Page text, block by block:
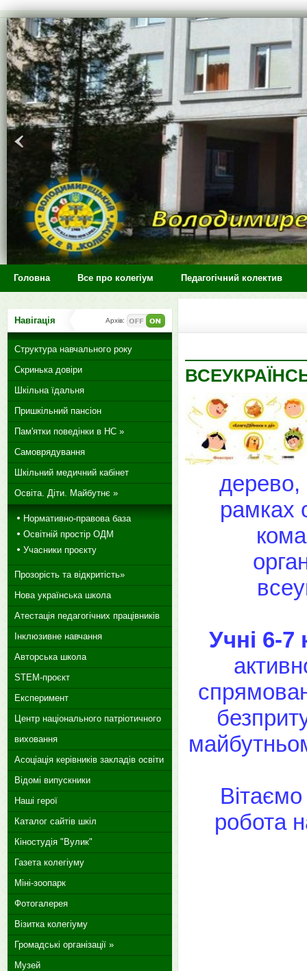
>
Головна Все про колегіум Педагогічний колектив
дерево,
рамках
Учні 6-7
робота
Навігація Архів:
Структура навчального року
Скринька довіри
Шкільна їдальня
Пришкільний пансіон
Пам'ятки поведінки в НС »
Самоврядування
Шкільний медичний кабінет
Освіта. Діти. Майбутнє »
Нормативно-правова база
Освітній простір ОДМ
Учасники проєкту
Прозорість та відкритість»
Нова українська школа
Атестація педагогічних працівників
Інклюзивне навчання
Авторська школа
STEM-проєкт
Експеримент
Центр національного патріотичного
виховання
Асоціація керівників закладів освіти
Відомі випускники
Наші герої
Каталог сайтів шкіл
Кіностудія "Вулик"
Газета колегіуму
Міні-зоопарк
Фотогалерея
Візитка колегіуму
Громадські організації »
Музей